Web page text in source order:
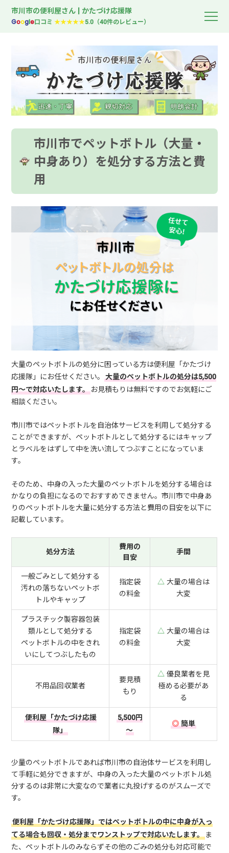
市川市の便利屋さん | かたづけ応援隊
Google口コミ★★★★★5.0（40件のレビュー）
市川市でペットボトル（大量・
中身あり）を処分する方法と費
用
大量のペットボトルの処分に困っている方は便利屋「かたづけ
応援隊」にお任せください。大量のペットボトルの処分は5,500
円～で対応いたします。お見積もりは無料ですのでお気軽にご
相談ください。
市川市ではペットボトルを自治体サービスを利用して処分する
ことができますが、ペットボトルとして処分するにはキャップ
とラベルをはずして中を洗い流してつぶすことになっていま
す。
そのため、中身の入った大量のペットボトルを処分する場合は
かなりの負担になるのでおすすめできません。市川市で中身あ
りのペットボトルを大量に処分する方法と費用の目安を以下に
記載しています。
処分方法
費用の
目安
手間
一般ごみとして処分する
汚れの落ちないペットボ
トルやキャップ
指定袋
の料金
△ 大量の場合は
大変
プラスチック製容器包装
類ルとして処分する
ペットボトルの中をきれ
いにしてつぶしたもの
指定袋
の料金
△ 大量の場合は
大変
不用品回収業者
要見積
もり
△ 優良業者を見
極める必要があ
る
便利屋「かたづけ応援
隊」
5,500円
～
◎簡単
少量のペットボトルであれば市川市の自治体サービスを利用し
て手軽に処分できますが、中身の入った大量のペットボトル処
分するのは非常に大変なので業者に丸投げするのがスムーズで
す。
便利屋「かたづけ応援隊」ではペットボトルの中に中身が入っ
てる場合も回収・処分までワンストップで対応いたします。ま
た、ペットボトルのみならずその他のごみの処分も対応可能で